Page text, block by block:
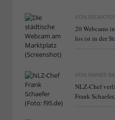
VON
20 Webcams
los ist in der
VON RAINER
NLZ-Chef
Frank